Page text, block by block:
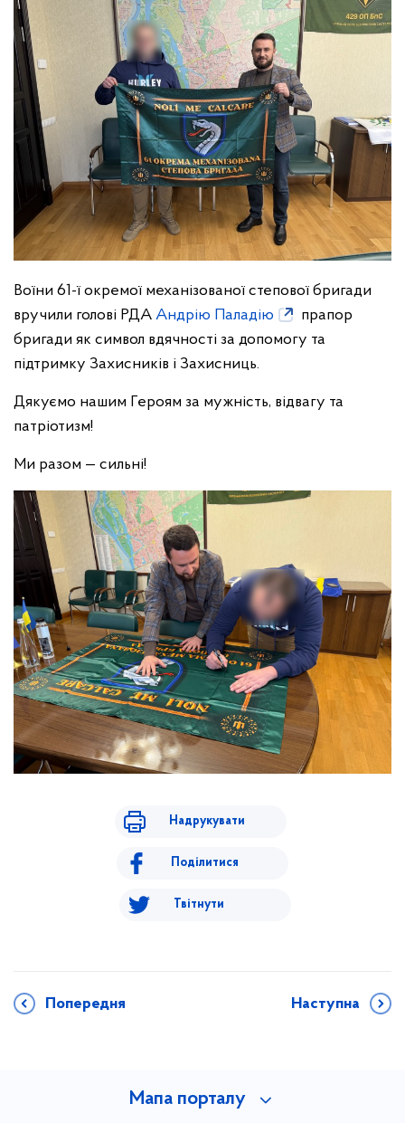
Воїни 61-ї окремої механізованої степової бригади
вручили голові РДА Андрію Паладію
прапор
бригади як символ вдячності за допомогу та
підтримку Захисників і Захисниць.
Дякуємо нашим Героям за мужність, відвагу та
патріотизм!
Ми разом — сильні!
Надрукувати
Поділитися
Твітнути
Попередня Наступна
Мапа порталу